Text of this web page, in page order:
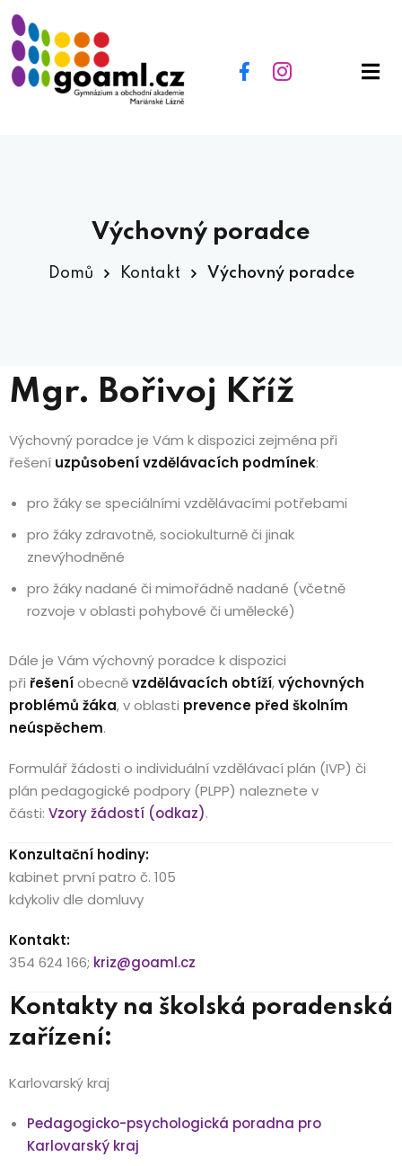
Výchovný poradce
Domů Kontakt Výchovný poradce
Mgr. Bořivoj Kříž
Výchovný poradce je Vám k dispozici zejména při
řešení uzpůsobení vzdělávacích podmínek:
pro žáky se speciálními vzdělávacími potřebami
pro žáky zdravotně, sociokulturně či jinak
znevýhodněné
pro žáky nadané či mimořádně nadané (včetně
rozvoje v oblasti pohybové či umělecké)
Dále je Vám výchovný poradce k dispozici
při řešeníobecněvzdělávacích obtíží,výchovných
problémů žáka, v oblasti prevence před školním
neúspěchem.
Formulář žádosti o individuální vzdělávací plán (IVP) či
plán pedagogické podpory (PLPP) naleznete v
části: Vzory žádostí (odkaz).
Konzultační hodiny:
kabinet první patro č. 105
kdykoliv dle domluvy
Kontakt:
354 624 166; kriz@goaml.cz
Kontakty na školská poradenská
zařízení:
Karlovarský kraj
Pedagogicko-psychologická poradna pro
Karlovarský kraj